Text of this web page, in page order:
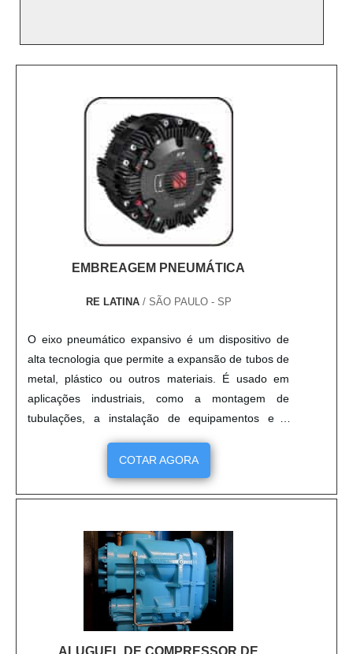
EMBREAGEM PNEUMÁTICA
RE LATINA / SÃO PAULO - SP
O eixo pneumático expansivo é um dispositivo de
alta tecnologia que permite a expansão de tubos de
metal, plástico ou outros materiais. É usado em
aplicações industriais, como a montagem de
tubulações, a instalação de equipamentos e a
manutenção de máquinas. O eixo pneumático
expansivo é composto por um cilindro de ar
comprimido, um pistão e um conjunto de
mandíbulas que se expandem quando o ar é
ajuste ao diâmetro interno do tubo, garantindo
assim uma conexão segura e duradoura. Além
disso, o eixo pneumático expansivo é
extremamente versátil, pois pode ser usado em
tubos de diferentes materiais e diâmetros.
COTAR AGORA
ALUGUEL DE COMPRESSOR DE